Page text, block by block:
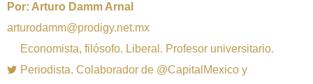
Por: Arturo Damm Arnal
arturodamm@prodigy.net.mx
Economista, filósofo. Liberal. Profesor universitario.
Periodista. Colaborador de @CapitalMexico y